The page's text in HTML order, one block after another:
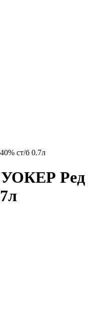
ст/б 0.7л
Ред